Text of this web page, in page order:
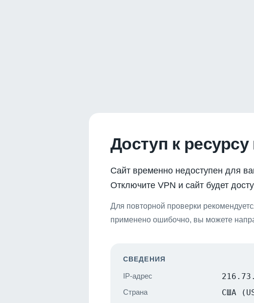
Доступ к
Сайт временно недоступен для
Отключите VPN и сайт будет
Для повторной проверки
применено ошибочно, вы можете
СВЕДЕНИЯ
IP-адрес
Страна США